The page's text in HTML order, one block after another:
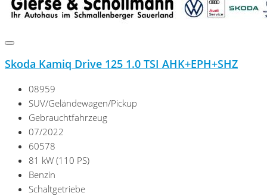
Skoda Kamiq Drive 125 1.0 TSI AHK+EPH+SHZ
08959
SUV/Geländewagen/Pickup
Gebrauchtfahrzeug
07/2022
60578
81 kW (110 PS)
Benzin
Schaltgetriebe